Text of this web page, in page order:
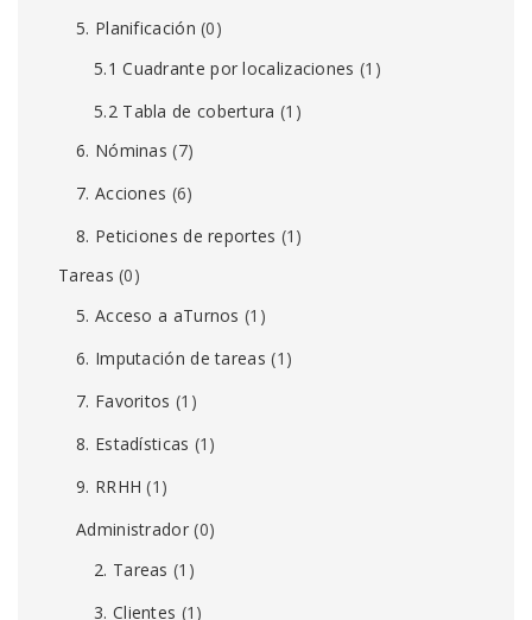
5. Planificación (0)
5.1 Cuadrante por localizaciones (1)
5.2 Tabla de cobertura (1)
6. Nóminas (7)
7. Acciones (6)
8. Peticiones de reportes (1)
Tareas (0)
5. Acceso a aTurnos (1)
6. Imputación de tareas (1)
7. Favoritos (1)
8. Estadísticas (1)
9. RRHH (1)
Administrador(0)
2. Tareas (1)
3. Clientes (1)